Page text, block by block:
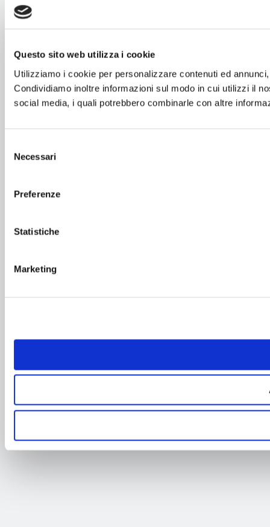
Questo sito web utilizza i cookie
Utilizziamo i cookie per personalizzare contenuti ed
Condividiamo inoltre informazioni sul modo in cui utilizzi il
social media, i quali potrebbero combinarle con altre
delNecessari
Preferenze
Statistiche
Marketing